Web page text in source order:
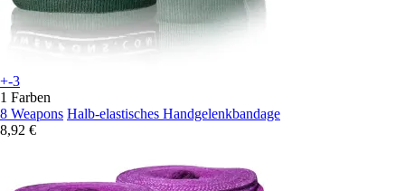
+-3
1 Farben
8 Weapons Halb-elastisches Handgelenkbandage
8,92 €